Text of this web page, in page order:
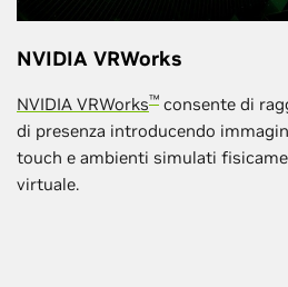
NVIDIA VRWorks
NVIDIA VRWorks™ consente di
di presenza introducendo
touch e ambienti simulati
virtuale.